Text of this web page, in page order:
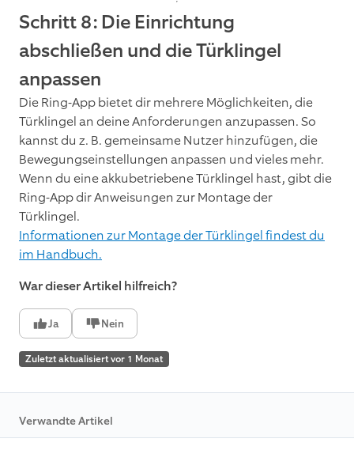
Schritt 8: Die Einrichtung
abschließen und die Türklingel
anpassen
Die Ring-App bietet dir mehrere Möglichkeiten, die
Türklingel an deine Anforderungen anzupassen. So
kannst du z. B. gemeinsame Nutzer hinzufügen, die
Bewegungseinstellungen anpassen und vieles mehr.
Wenn du eine akkubetriebene Türklingel hast, gibt die
Ring-App dir Anweisungen zur Montage der
Türklingel.
Informationen zur Montage der Türklingel findest du
im Handbuch.
War dieser Artikel hilfreich?
Ja Nein
Zuletzt aktualisiert vor 1 Monat
Verwandte Artikel